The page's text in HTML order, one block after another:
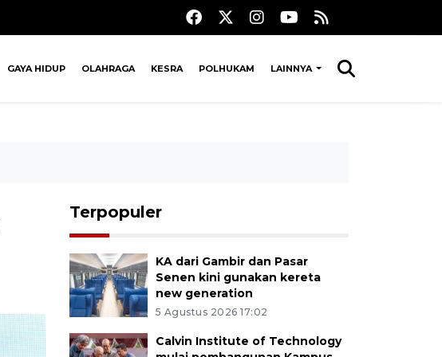
GAYA HIDUP OLAHRAGA KESRA POLHUKAM LAINNYA
Terpopuler
KA dari Gambir dan Pasar
Senen kini gunakan kereta
new generation
5 Agustus 2026 17:02
Calvin Institute of Technology